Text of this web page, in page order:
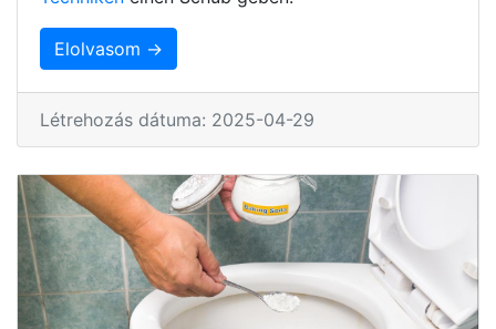
Elolvasom →
Létrehozás dátuma: 2025-04-29